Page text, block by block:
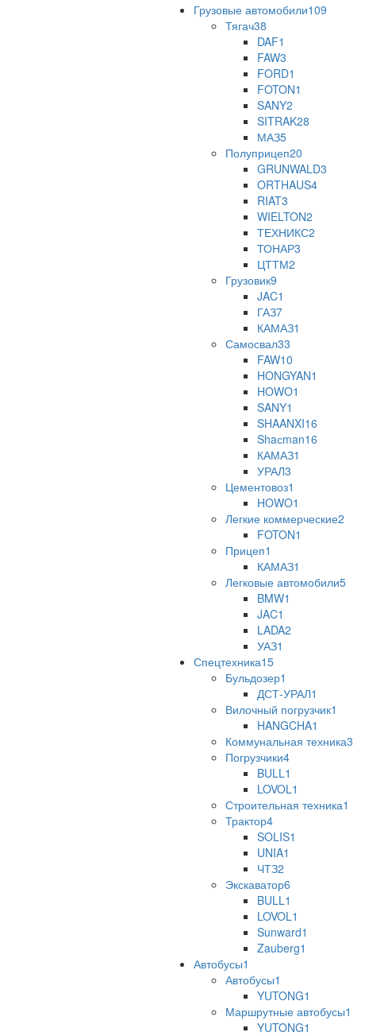
Грузовые автомобили109
Тягач38
DAF1
FAW3
FORD1
FOTON1
SANY2
SITRAK28
МАЗ5
Полуприцеп20
GRUNWALD3
ORTHAUS4
RIAT3
WIELTON2
ТЕХНИКС2
ТОНАР3
ЦТТМ2
Грузовик9
JAC1
ГАЗ7
КАМАЗ1
Самосвал33
FAW10
HONGYAN1
HOWO1
SANY1
SHAANXI16
Shaсman16
КАМАЗ1
УРАЛ3
Цементовоз1
HOWO1
Легкие коммерческие2
FOTON1
Прицеп1
КАМАЗ1
Легковые автомобили5
BMW1
JAC1
LADA2
УАЗ1
Спецтехника15
Бульдозер1
ДСТ-УРАЛ1
Вилочный погрузчик1
HANGCHA1
Коммунальная техника3
Погрузчики4
BULL1
LOVOL1
Строительная техника1
Трактор4
SOLIS1
UNIA1
ЧТЗ2
Экскаватор6
BULL1
LOVOL1
Sunward1
Zauberg1
Автобусы1
Автобусы1
YUTONG1
Маршрутные автобусы1
YUTONG1